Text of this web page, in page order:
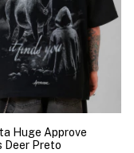
Huge Approve
Deer Preto